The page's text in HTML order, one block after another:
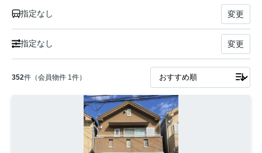
指定なし 変更
指定なし 変更
352件（会員物件 1件）